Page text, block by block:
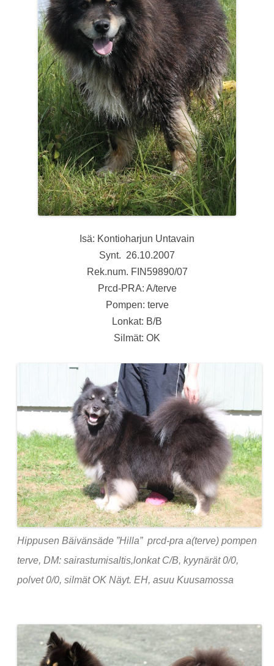
Isä: Kontioharjun Untavain
Synt. 26.10.2007
Rek.num. FIN59890/07
Prcd-PRA: A/terve
Pompen: terve
Lonkat: B/B
Silmät: OK
Hippusen Bäivänsäde ”Hilla” prcd-pra a(terve) pompen
terve, DM: sairastumisaltis,lonkat C/B, kyynärät 0/0,
polvet 0/0, silmät OK Näyt. EH, asuu Kuusamossa